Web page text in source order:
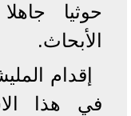
حوثيا
الأبحاث.
إقدام
في هذا